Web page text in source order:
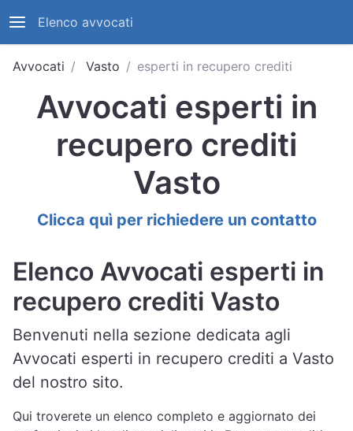
Elenco avvocati
Avvocati Vasto esperti in recupero crediti
Avvocati esperti in
recupero crediti
Vasto
Clicca quì per richiedere un contatto
Elenco Avvocati esperti in
recupero crediti Vasto
Benvenuti nella sezione dedicata agli
Avvocati esperti in recupero crediti a Vasto
del nostro sito.
Qui troverete un elenco completo e aggiornato dei